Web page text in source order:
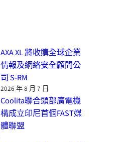
AXA XL 將收購全球企業
情報及網絡安全顧問公
司 S-RM
2026 年 8 月 7 日
Coolita聯合頭部廣電機
構成立印尼首個FAST媒
體聯盟